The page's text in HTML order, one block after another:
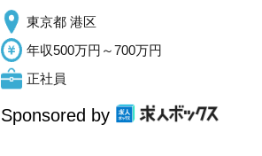
東京都 港区
年収500万円～700万円
正社員
Sponsored by